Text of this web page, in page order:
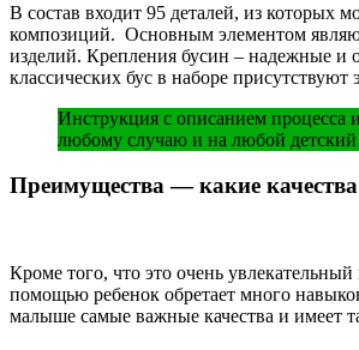
В состав входит 95 деталей, из которых
композиций. Основным элементом
изделий. Крепления бусин – надежные и
классических бус в наборе
Инструкция с описанием процесса
любому случаю и на любой детский
Преимущества — какие качества
Кроме того, что это очень
помощью ребенок обретает много
малыше самые важные качества и имеет